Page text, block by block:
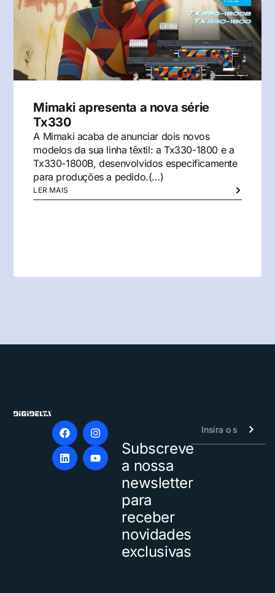
Mimaki apresenta a nova série
Tx330
A Mimaki acaba de anunciar dois novos
modelos da sua linha têxtil: a Tx330-1800 e a
Tx330-1800B, desenvolvidos especificamente
para produções a pedido.(…)
LER MAIS
Subscreve
a nossa
newsletter
para
receber
novidades
exclusivas
Alternative: